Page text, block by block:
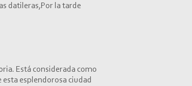
datileras,Por la tarde
Está considerada como
esplendorosa ciudad